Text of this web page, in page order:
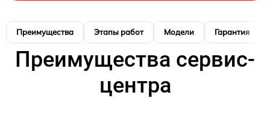
Преимущества Этапы работ Модели Гарантия
Преимущества сервис-
центра